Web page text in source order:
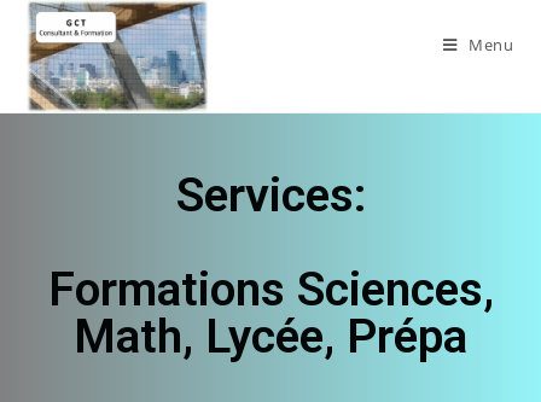
Menu
Services:
Formations Sciences,
Math, Lycée, Prépa